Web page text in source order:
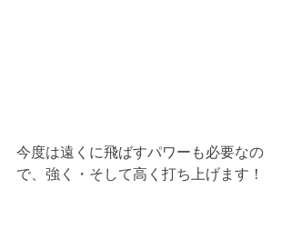
今度は遠くに飛ばすパワーも必要なの
で、強く・そして高く打ち上げます！